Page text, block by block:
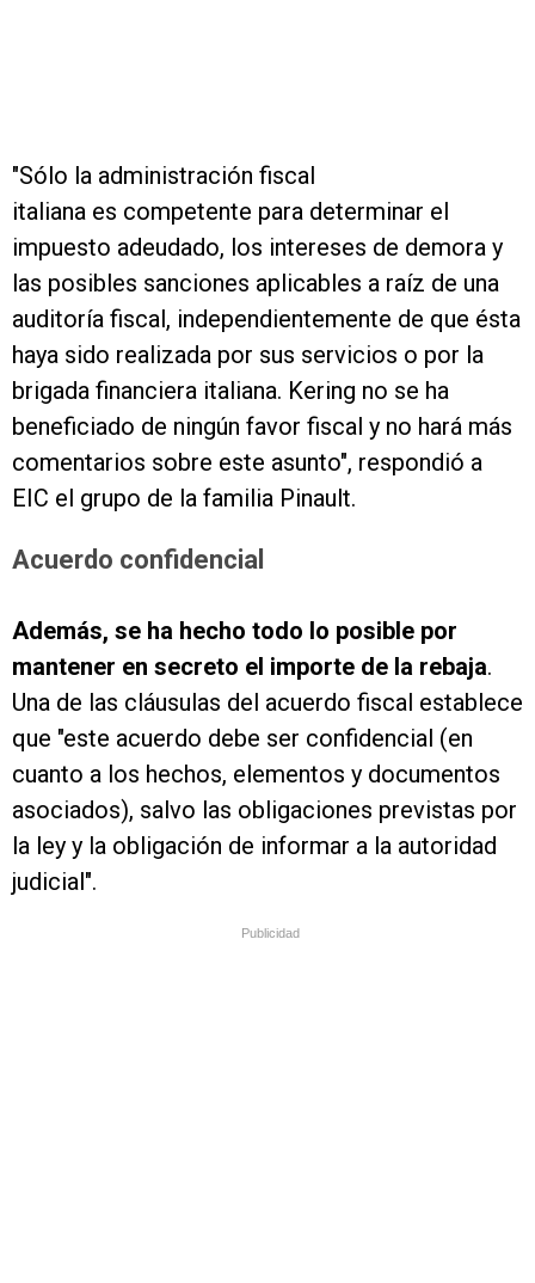
"Sólo la administración fiscal
italiana es competente para determinar el
impuesto adeudado, los intereses de demora y
las posibles sanciones aplicables a raíz de una
auditoría fiscal, independientemente de que ésta
haya sido realizada por sus servicios o por la
brigada financiera italiana. Kering no se ha
beneficiado de ningún favor fiscal y no hará más
comentarios sobre este asunto", respondió a
EIC el grupo de la familia Pinault.
Acuerdo confidencial
Además, se ha hecho todo lo posible por
mantener en secreto el importe de la rebaja.
Una de las cláusulas del acuerdo fiscal establece
que "este acuerdo debe ser confidencial (en
cuanto a los hechos, elementos y documentos
asociados), salvo las obligaciones previstas por
la ley y la obligación de informar a la autoridad
judicial".
Publicidad